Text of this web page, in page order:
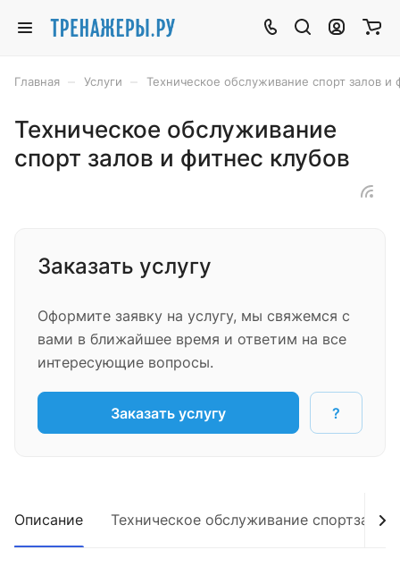
Главная Услуги Техническое обслуживание спорт залов и
Техническое обслуживание
спорт залов и фитнес клубов
Заказать услугу
Оформите заявку на услугу, мы свяжемся с
вами в ближайшее время и ответим на все
интересующие вопросы.
Заказать услугу ?
Описание Техническое обслуживание